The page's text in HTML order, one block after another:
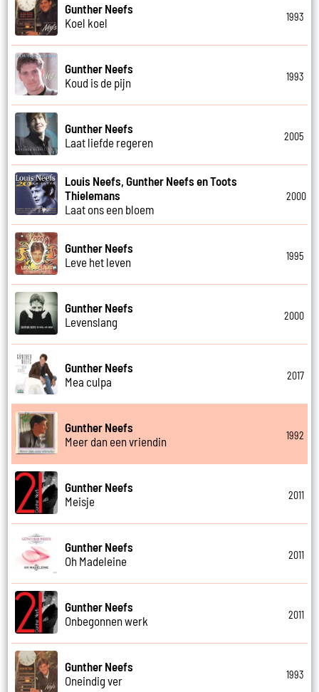
Gunther Neefs
Koel koel
1993
Gunther Neefs
Koud is de pijn
1993
Gunther Neefs
Laat liefde regeren
2005
Louis Neefs, Gunther Neefs en Toots
Thielemans
Laat ons een bloem
2000
Gunther Neefs
Leve het leven
1995
Gunther Neefs
Levenslang
2000
Gunther Neefs
Mea culpa
2017
Gunther Neefs
Meer dan een vriendin
1992
Gunther Neefs
Meisje
2011
Gunther Neefs
Oh Madeleine
2011
Gunther Neefs
Onbegonnen werk
2011
Gunther Neefs
Oneindig ver
1993